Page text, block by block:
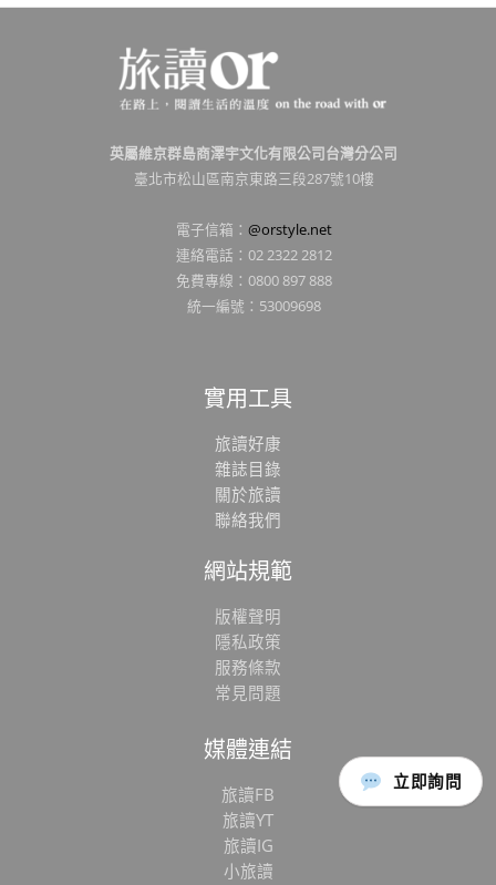
立即詢問
英屬維京群島商澤宇文化有限公司台灣分公司
臺北市松山區南京東路三段287號10樓
電子信箱： @orstyle.net
連絡電話：02 2322 2812
免費專線：0800 897 888
統一編號：53009698
實用工具
旅讀好康
雜誌目錄
關於旅讀
聯絡我們
網站規範
版權聲明
隱私政策
服務條款
常見問題
媒體連結
旅讀FB
旅讀YT
旅讀IG
小旅讀